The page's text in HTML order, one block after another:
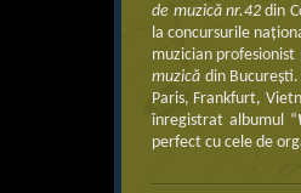
de muzică nr.42 din
la concursurile
muzician
muzică din
Paris, Frankfurt,
înregistrat albumul “
perfect cu cele de